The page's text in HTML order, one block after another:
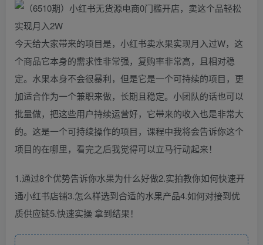
今天给大家带来的项目是，小红书卖水果实现月入过W，这
个商品它本身的需求性非常强，复购率非常高，且相对稳
定。水果本身不会很暴利，但是它是一个可持续的项目，更
加适合作为一个兼职来做，长期且稳定。小团队的话也可以
批量做，把这些用户持续运营好，它带来的收入也是非常大
的。这是一个可持续操作的项目，课程中我将会告诉你这个
项目的在哪里，看完之后我觉得可以立马行动起来！
1.通过8个优势告诉你水果为什么好做2.实拍教你如何快速开
通小红书店铺3.怎么样选到合适的水果产品4.如何对接到优
质供应链5.快速实操 拿到结果！